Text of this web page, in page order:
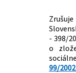
- 398/
o
99/2002